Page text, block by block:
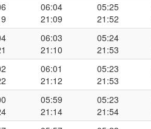
06:04
21:09
05:25
21:52
06:03
21:10
05:24
21:53
06:01
21:12
05:23
21:53
05:59
21:14
05:23
21:54